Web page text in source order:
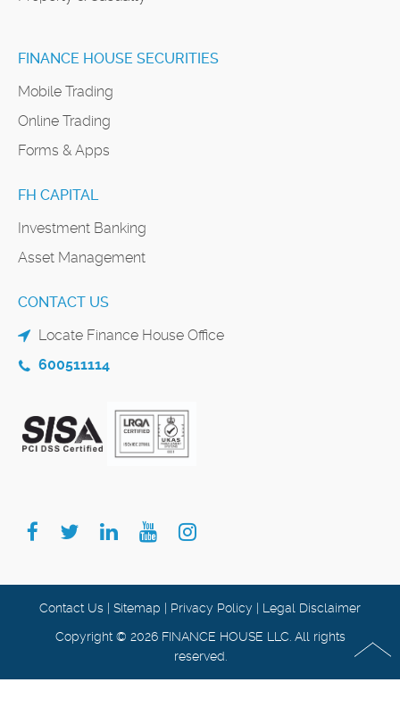
FINANCE HOUSE SECURITIES
Mobile Trading
Online Trading
Forms & Apps
FH CAPITAL
Investment Banking
Asset Management
CONTACT US
Locate Finance House Office
600511114
Contact Us | Sitemap | Privacy Policy | Legal Disclaimer
Copyright © 2026 FINANCE HOUSE LLC. All rights
reserved.